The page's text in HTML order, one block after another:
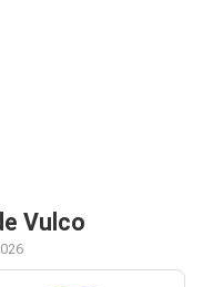
Vulco